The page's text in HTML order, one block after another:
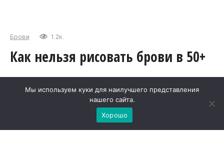
Брови 1.2к.
Как нельзя рисовать брови в 50+
визажистом о том, как брови способны полностью
преобразить женское лицо — от этого разговора
у меня буквально открылись глаза на многие
вещи.
Мы используем куки для наилучшего представления
нашего сайта.
Хорошо